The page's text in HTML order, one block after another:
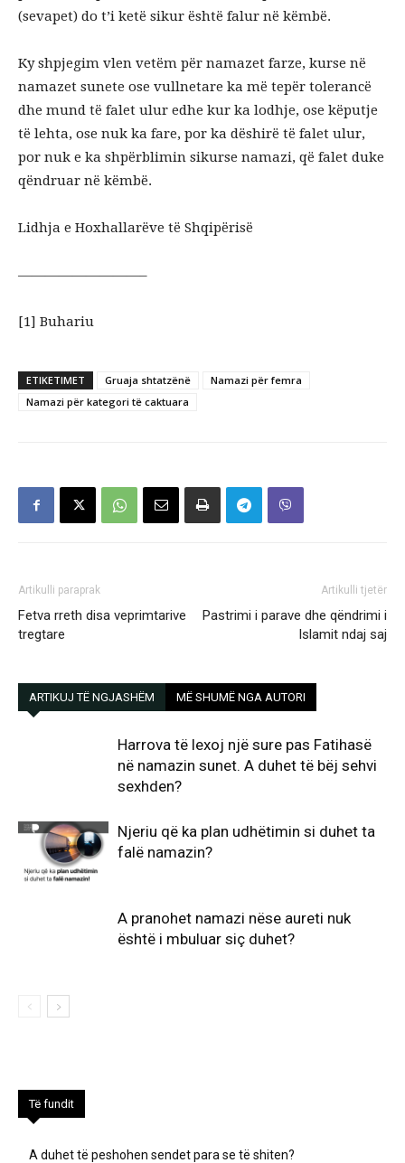
(sevapet) do t’i ketë sikur është falur në këmbë.
Ky shpjegim vlen vetëm për namazet farze, kurse në
namazet sunete ose vullnetare ka më tepër tolerancë
dhe mund të falet ulur edhe kur ka lodhje, ose këputje
të lehta, ose nuk ka fare, por ka dëshirë të falet ulur,
por nuk e ka shpërblimin sikurse namazi, që falet duke
qëndruar në këmbë.
Lidhja e Hoxhallarëve të Shqipërisë
—————————–
[1] Buhariu
ETIKETIMET Gruaja shtatzënë
Namazi për femra
Namazi për kategori të caktuara
Artikulli paraprak
Fetva rreth disa veprimtarive
tregtare
Artikulli tjetër
Pastrimi i parave dhe qëndrimi i
Islamit ndaj saj
ARTIKUJ TË NGJASHËM MË SHUMË NGA AUTORI
Harrova të lexoj një sure pas Fatihasë
në namazin sunet. A duhet të bëj sehvi
sexhden?
Njeriu që ka plan udhëtimin si duhet ta
falë namazin?
A pranohet namazi nëse aureti nuk
është i mbuluar siç duhet?
Të fundit
A duhet të peshohen sendet para se të shiten?